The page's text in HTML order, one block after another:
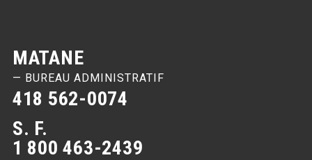
MATANE
— BUREAU ADMINISTRATIF
418 562-0074
S. F.
1 800 463-2439